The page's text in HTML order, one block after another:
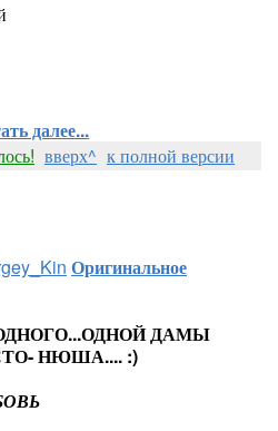
далее...
вверх^ к полной версии
Оригинальное
ДАМЫ
НЮША.... :)